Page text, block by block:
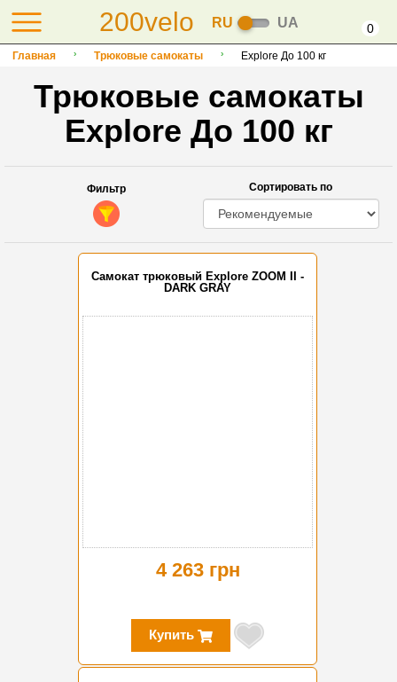
200velo RU UA 0
Главная Трюковые самокаты Explore До 100 кг
Трюковые самокаты
Explore До 100 кг
Фильтр Сортировать по
Самокат трюковый Explore ZOOM II -
DARK GRAY
4 263 грн
Купить